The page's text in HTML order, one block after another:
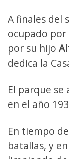
A finales del
ocupado por
por su hijo
dedica la
El parque
en el año
En tiempo
batallas, y